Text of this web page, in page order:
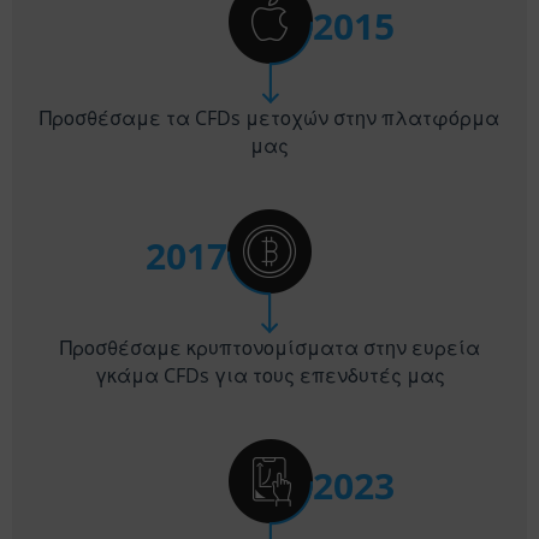
2015
Προσθέσαμε τα CFDs μετοχών στην πλατφόρμα
μας
2017
Προσθέσαμε κρυπτονομίσματα στην ευρεία
γκάμα CFDs για τους επενδυτές μας
2023